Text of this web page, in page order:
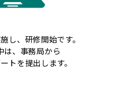
し、研修開始です。
は、事務局から
トを提出します。